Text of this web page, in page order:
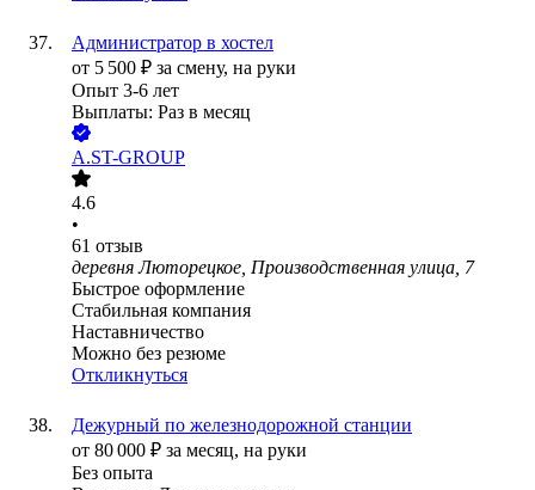
Администратор в хостел
от 5 500 ₽ за смену, на руки
Опыт 3-6 лет
Выплаты: Раз в месяц
A.ST-GROUP
4.6
•
61 отзыв
деревня Люторецкое, Производственная улица, 7
Быстрое оформление
Стабильная компания
Наставничество
Можно без резюме
Откликнуться
Дежурный по железнодорожной станции
от 80 000 ₽ за месяц, на руки
Без опыта